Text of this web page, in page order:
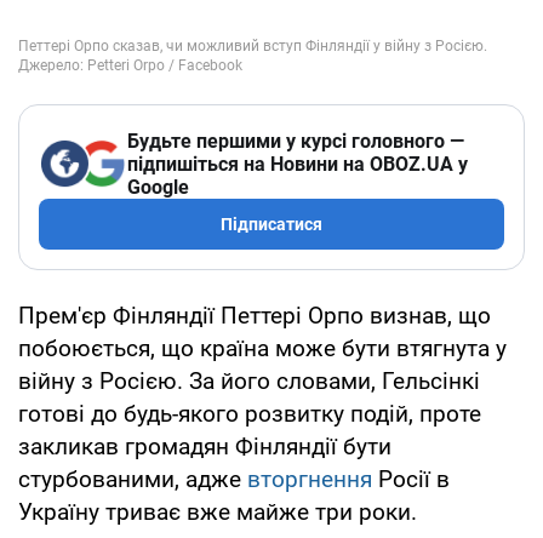
Будьте першими у курсі головного —
підпишіться на Новини на OBOZ.UA у
Google
Підписатися
Прем'єр Фінляндії Петтері Орпо визнав, що
побоюється, що країна може бути втягнута у
війну з Росією. За його словами, Гельсінкі
готові до будь-якого розвитку подій, проте
закликав громадян Фінляндії бути
стурбованими, адже вторгнення Росії в
Україну триває вже майже три роки.